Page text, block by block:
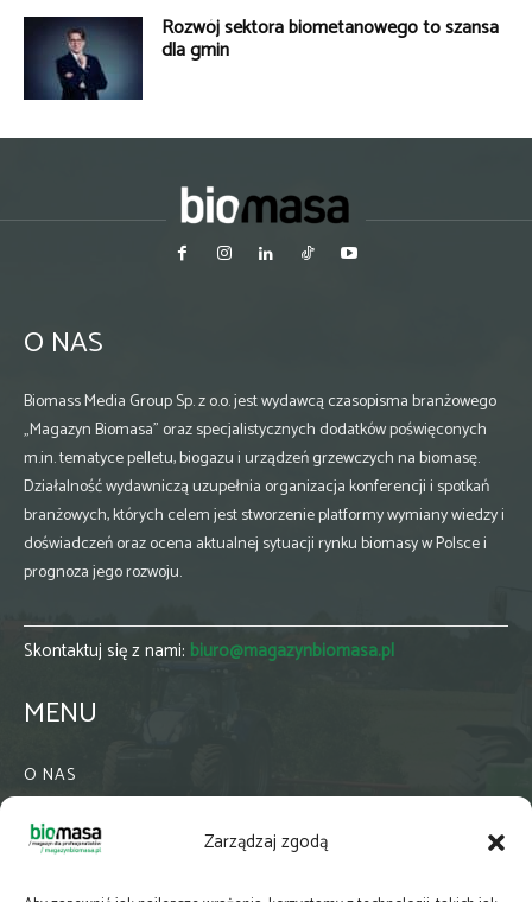
Zarządzaj zgodą
Rozwój sektora biometanowego to szansa
dla gmin
O NAS
Biomass Media Group Sp. z o.o. jest wydawcą czasopisma branżowego
„Magazyn Biomasa” oraz specjalistycznych dodatków poświęconych
m.in. tematyce pelletu, biogazu i urządzeń grzewczych na biomasę.
Działalność wydawniczą uzupełnia organizacja konferencji i spotkań
branżowych, których celem jest stworzenie platformy wymiany wiedzy i
doświadczeń oraz ocena aktualnej sytuacji rynku biomasy w Polsce i
prognoza jego rozwoju.
Skontaktuj się z nami: biuro@magazynbiomasa.pl
MENU
O NAS
WSPÓŁPRACA